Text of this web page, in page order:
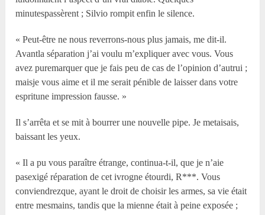
minutespassèrent ; Silvio rompit enfin le silence.
« Peut-être ne nous reverrons-nous plus jamais, me dit-il.
Avantla séparation j’ai voulu m’expliquer avec vous. Vous
avez puremarquer que je fais peu de cas de l’opinion d’autrui ;
maisje vous aime et il me serait pénible de laisser dans votre
espritune impression fausse. »
Il s’arrêta et se mit à bourrer une nouvelle pipe. Je metaisais,
baissant les yeux.
« Il a pu vous paraître étrange, continua-t-il, que je n’aie
pasexigé réparation de cet ivrogne étourdi, R***. Vous
conviendrezque, ayant le droit de choisir les armes, sa vie était
entre mesmains, tandis que la mienne était à peine exposée ;